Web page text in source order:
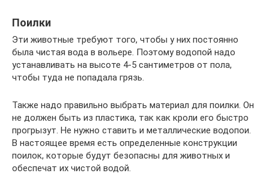
Поилки
Эти животные требуют того, чтобы у них постоянно
была чистая вода в вольере. Поэтому водопой надо
устанавливать на высоте 4-5 сантиметров от пола,
чтобы туда не попадала грязь.
Также надо правильно выбрать материал для поилки. Он
не должен быть из пластика, так как кроли его быстро
прогрызут. Не нужно ставить и металлические водопои.
В настоящее время есть определенные конструкции
поилок, которые будут безопасны для животных и
обеспечат их чистой водой.